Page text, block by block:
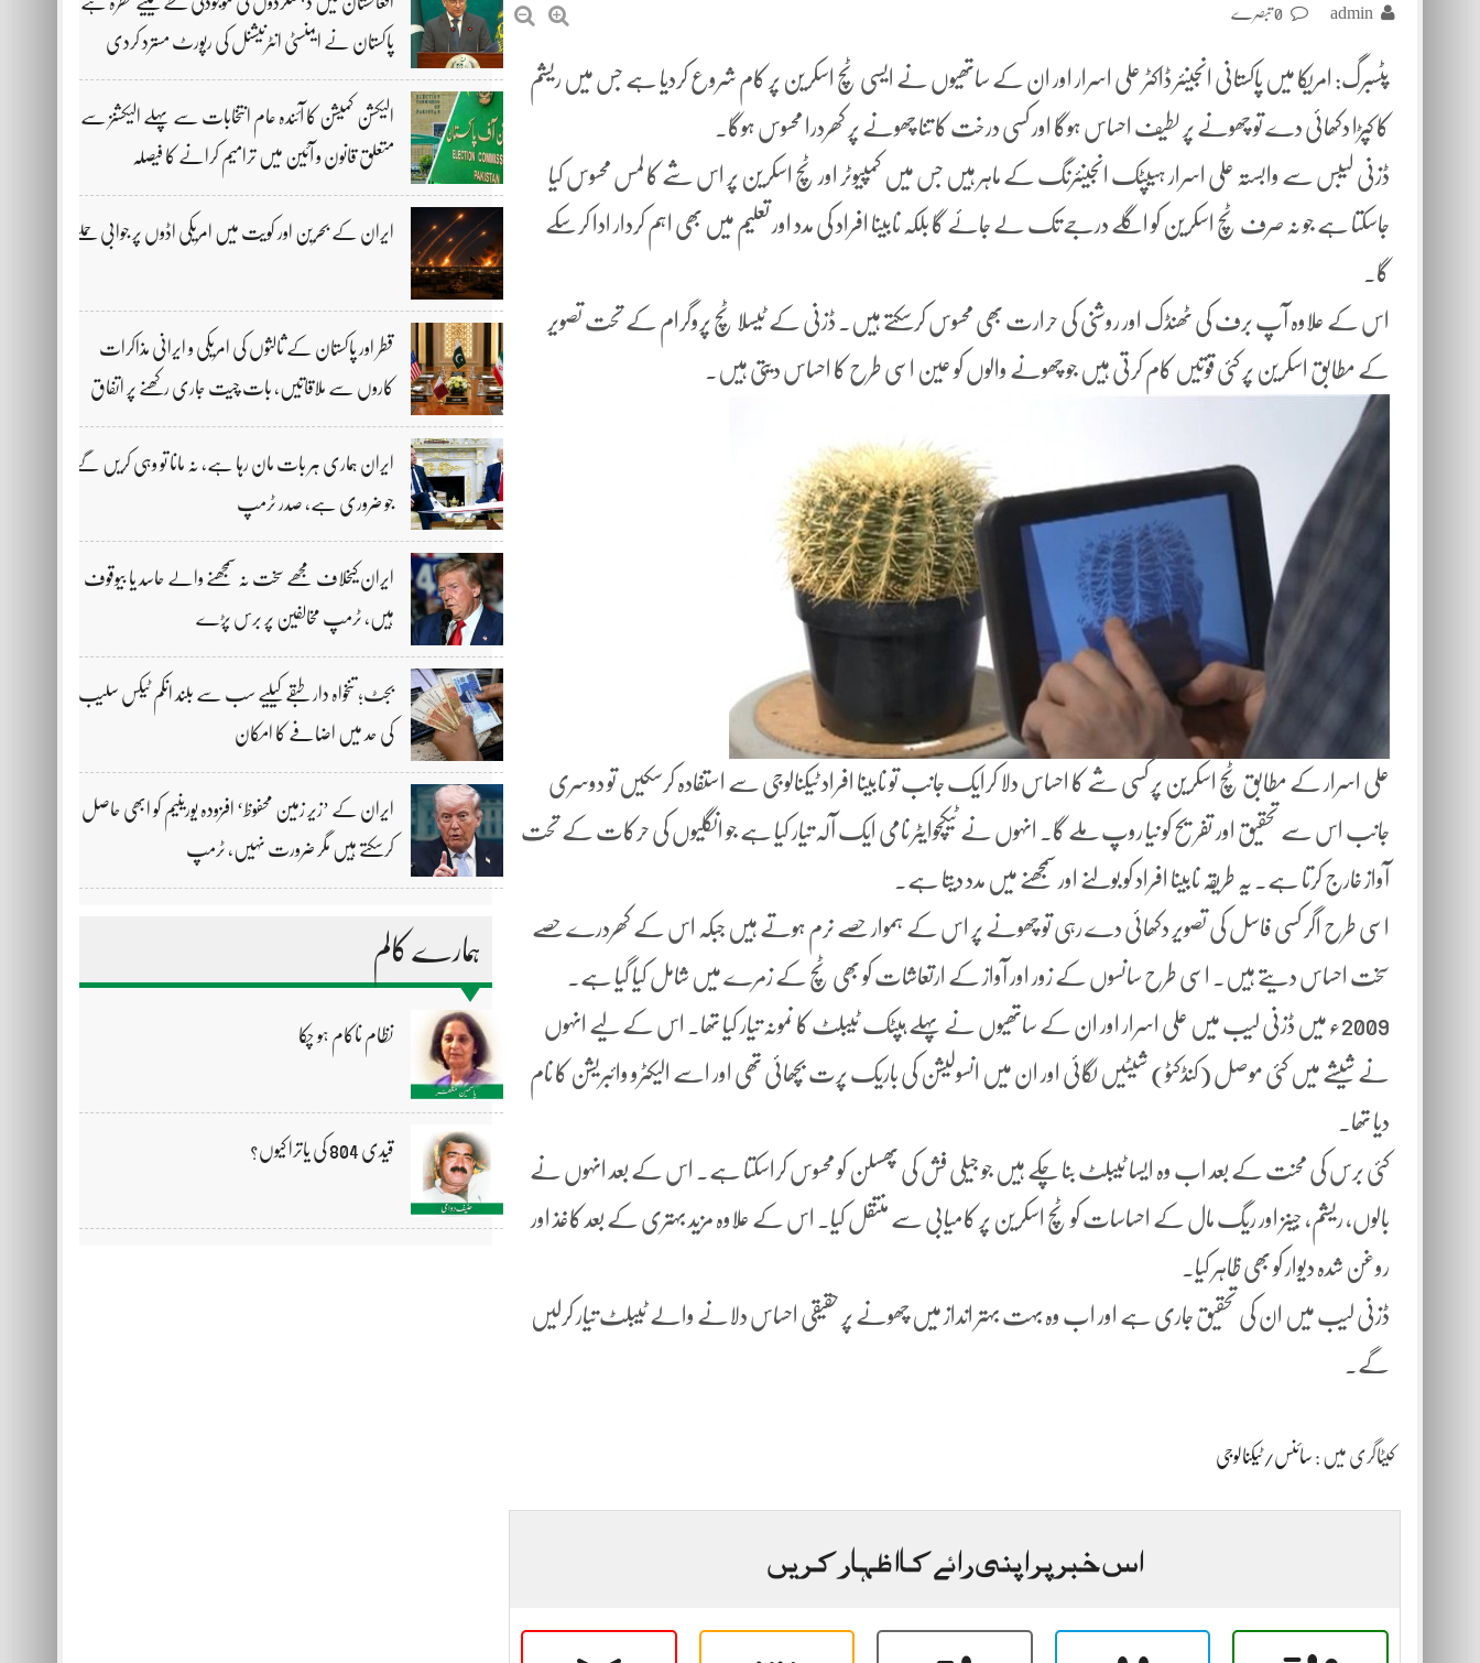
پاکستان نے ایمنسٹی انٹرنیشنل کی رپورٹ مسترد کردی
الیکشن کمیشن کا آئندہ عام انتخابات سے پہلے الیکشنز سے
متعلق قانون و آئین میں ترامیم کرانے کا فیصلہ
ایران کے بحرین اور کویت میں امریکی اڈوں پر جوابی حملے
قطر اور پاکستان کے ثالثوں کی امریکی و ایرانی مذاکرات
کاروں سے ملاقاتیں، بات چیت جاری رکھنے پر اتفاق
ایران ہماری ہر بات مان رہا ہے، نہ مانا تو وہی کریں گے
جو ضروری ہے، صدر ٹرمپ
ایران کیخلاف مجھے سخت نہ سمجھنے والے حاسد یا بیوقوف
ہیں، ٹرمپ مخالفین پر برس پڑے
بجٹ؛ تنخواہ دار طبقے کیلیے سب سے بلند انکم ٹیکس سلیب
کی حد میں اضافے کا امکان
ایران کے ’زیر زمین محفوظ‘ افزودہ یورینیم کو ابھی حاصل
کرسکتے ہیں مگر ضرورت نہیں، ٹرمپ
ہمارے کالم
نظام ناکام ہو چکا
قیدی 804 کی یاترا کیوں؟
admin
پٹسبرگ: امریکا میں پاکستانی انجینئر ڈاکٹر علی اسرار اور ان کے ساتھیوں نے ایسی ٹچ اسکرین پر کام شروع کردیا ہے جس میں ریشم
کا کپڑا دکھائی دے تو چھونے پر لطیف احساس ہوگا اور کسی درخت کا تنا چھونے پر کھردرا محسوس ہوگا۔
ڈزنی لیبس سے وابستہ علی اسرار ہیپٹک انجینئرنگ کے ماہر ہیں جس میں کمپیوٹر اور ٹچ اسکرین پر اس شے کا لمس محسوس کیا
جاسکتا ہے جو نہ صرف ٹچ اسکرین کو اگلے درجے تک لے جائے گا بلکہ نابینا افراد کی مدد اور تعلیم میں بھی اہم کردار ادا کرسکے
گا۔
اس کے علاوہ آپ برف کی ٹھنڈک اور روشنی کی حرارت بھی محسوس کرسکتے ہیں۔ ڈزنی کے ٹیسلا ٹچ پروگرام کے تحت تصویر
کے مطابق اسکرین پر کئی قوتیں کام کرتی ہیں جو چھونے والوں کو عین اسی طرح کا احساس دیتی ہیں۔
علی اسرار کے مطابق ٹچ اسکرین پر کسی شے کا احساس دلا کرایک جانب تو نابینا افراد ٹیکنالوجی سے استفادہ کرسکیں تو دوسری
جانب اس سے تحقیق اور تفریح کو نیا روپ ملے گا۔ انہوں نے ٹیکچوایٹر نامی ایک آلہ تیار کیا ہے جو انگلیوں کی حرکات کے تحت
آواز خارج کرتا ہے۔ یہ طریقہ نابینا افراد کو بولنے اور سمجھنے میں مدد دیتا ہے۔
اسی طرح اگر کسی فاسل کی تصویر دکھائی دے رہی تو چھونے پر اس کے ہموار حصے نرم ہوتے ہیں جبکہ اس کے کھردرے حصے
سخت احساس دیتے ہیں۔ اسی طرح سانسوں کے زور اور آواز کے ارتعاشات کو بھی ٹچ کے زمرے میں شامل کیا گیا ہے۔
2009ء میں ڈزنی لیب میں علی اسرار اور ان کے ساتھیوں نے پہلے ہپٹک ٹیبلٹ کا نمونہ تیار کیا تھا۔ اس کے لیے انہوں
نے شیشے میں کئی موصل (کنڈکٹو) شیٹیں لگائی اور ان میں انسولیشن کی باریک پرت بچھائی تھی اور اسے الیکٹرو وائبریشن کا نام
دیا تھا۔
کئی برس کی محنت کے بعد اب وہ ایسا ٹیبلٹ بنا چکے ہیں جو جیلی فش کی پھسلن کو محسوس کراسکتا ہے۔ اس کے بعد انہوں نے
بالوں، ریشم، جینز اور ریگ مال کے احساسات کو ٹچ اسکرین پر کامیابی سے منتقل کیا۔ اس کے علاوہ مزید بہتری کے بعد کاغذ اور
روغن شدہ دیوار کو بھی ظاہر کیا۔
ڈزنی لیب میں ان کی تحقیق جاری ہے اور اب وہ بہت بہتر انداز میں چھونے پر حقیقی احساس دلانے والے ٹیبلٹ تیار کرلیں
گے۔
کیٹاگری میں : سائنس/ٹیکنالوجی
اس خبر پر اپنی رائے کا اظہار کریں